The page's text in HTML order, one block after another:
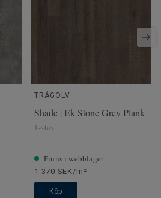
TRÄGOLV
Shade | Ek Stone Grey Plank
1-stav
Finns i webblager
1 370 SEK/m²
Köp